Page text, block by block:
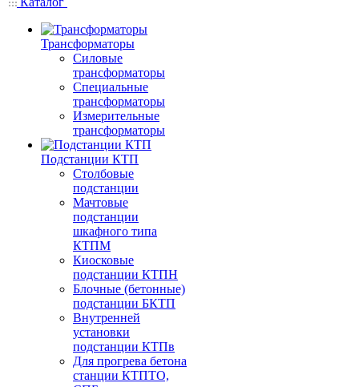
Трансформаторы
Силовые
трансформаторы
Специальные
трансформаторы
Измерительные
трансформаторы
Подстанции КТП
Столбовые
подстанции
Мачтовые
подстанции
шкафного типа
КТПМ
Киосковые
подстанции КТПН
Блочные (бетонные)
подстанции БКТП
Внутренней
установки
подстанции КТПв
Для прогрева бетона
станции КТПТО,